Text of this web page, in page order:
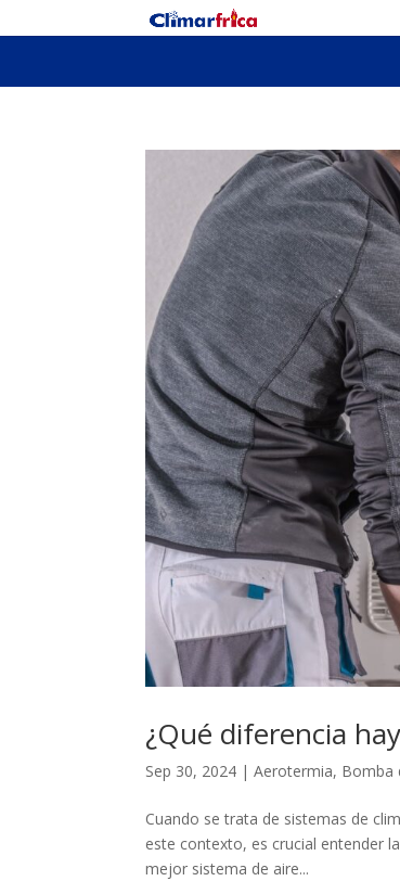
¿Qué diferencia
Sep 30, 2024 |Aerotermia, Bomba
Cuando se trata de sistemas de
este contexto, es crucial entender
mejor sistema de aire...